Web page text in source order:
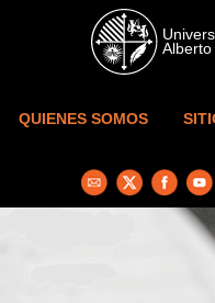
Skip to main content
QUIENES SOMOS